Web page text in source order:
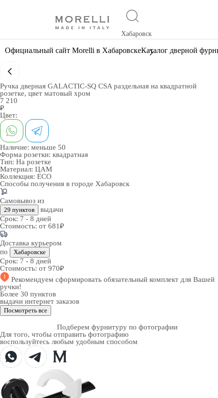
Хабаровск
Официальный сайт Morelli в ХабаровскеКаталог дверной
Ручка дверная GALACTIC-SQ CSA раздельная на квадратной
розетке, цвет матовый хром
7 210
₽
Цвет:
Наличие: меньше 50
Форма розетки: квадратная
Тип: На розетке
Материал: ЦАМ
Коллекция: ECO
Способы получения в городе Хабаровск
Самовывоз из
29 пунктов
выдачи
Срок: 7 - 8 дней
Стоимость: от 681₽
Доставка курьером
по
Хабаровске
Срок: 7 - 8 дней
Стоимость: от 970₽
Рекомендуем сформировать обязательный комплект для Вашей
ручки!
Более 30 пунктов
выдачи интернет заказов
Посмотреть все
Подберем фурнитуру по фотографии
Для того, чтобы отправить фотографию
воспользуйтесь любым удобным способом